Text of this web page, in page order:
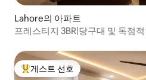
Lahore의 아파트
프레스티지 3BR|당구대 및 독점
상위 게스트 선호
게스트 선호